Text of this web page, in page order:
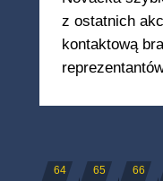
z ostatnich
kontaktową
64 65 66